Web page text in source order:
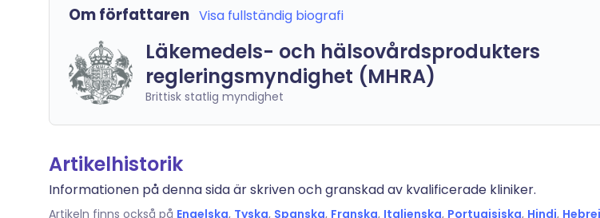
Om författaren Visa fullständig biografi
Läkemedels- och hälsovårdsprodukters
regleringsmyndighet (MHRA)
Brittisk statlig myndighet
Artikelhistorik
Informationen på denna sida är skriven och granskad av kvalificerade kliniker.
Artikeln finns också på Engelska, Tyska, Spanska, Franska, Italienska, Portugisiska, Hindi,